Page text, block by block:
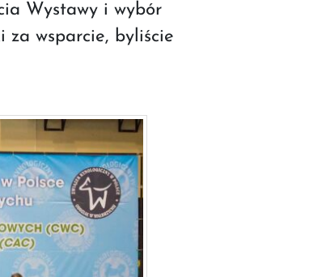
Wystawy i wybór
za wsparcie, byliście